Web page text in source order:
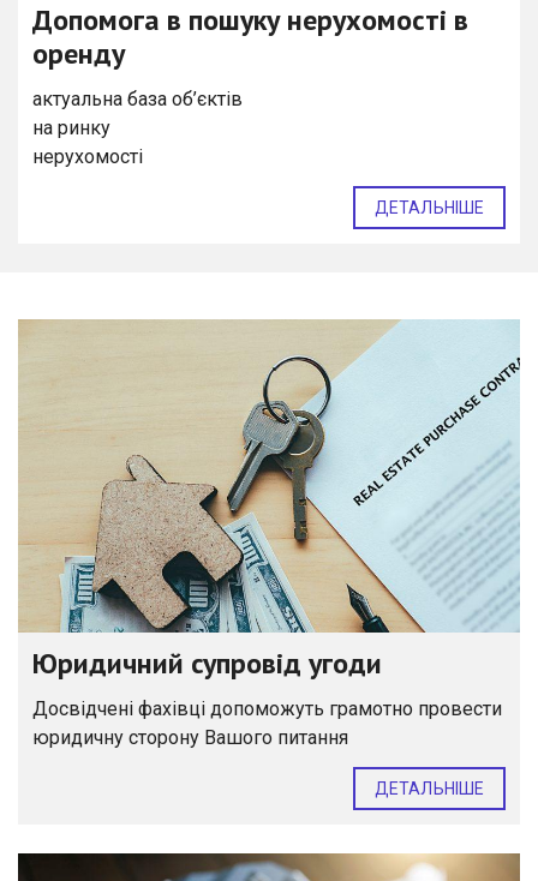
Допомога в пошуку нерухомості в
оренду
актуальна база об’єктів
на ринку
нерухомості
ДЕТАЛЬНІШЕ
Юридичний супровід угоди
Досвідчені фахівці допоможуть грамотно провести
юридичну сторону Вашого питання
ДЕТАЛЬНІШЕ